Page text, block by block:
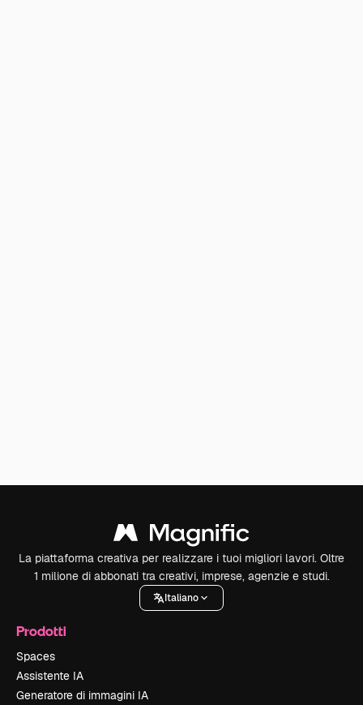
La piattaforma creativa per realizzare i tuoi migliori lavori. Oltre
1 milione di abbonati tra creativi, imprese, agenzie e studi.
Italiano
Prodotti
Spaces
Assistente IA
Generatore di immagini IA